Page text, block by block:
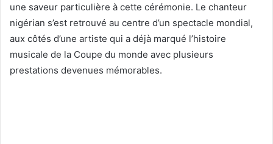
une saveur particulière à cette cérémonie. Le chanteur
nigérian s’est retrouvé au centre d’un spectacle mondial,
aux côtés d’une artiste qui a déjà marqué l’histoire
musicale de la Coupe du monde avec plusieurs
prestations devenues mémorables.